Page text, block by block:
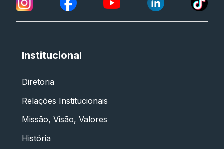
Institucional
Diretoria
Relações Institucionais
Missão, Visão, Valores
História